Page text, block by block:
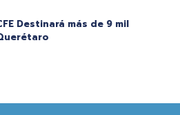
Destinará más de 9 mil